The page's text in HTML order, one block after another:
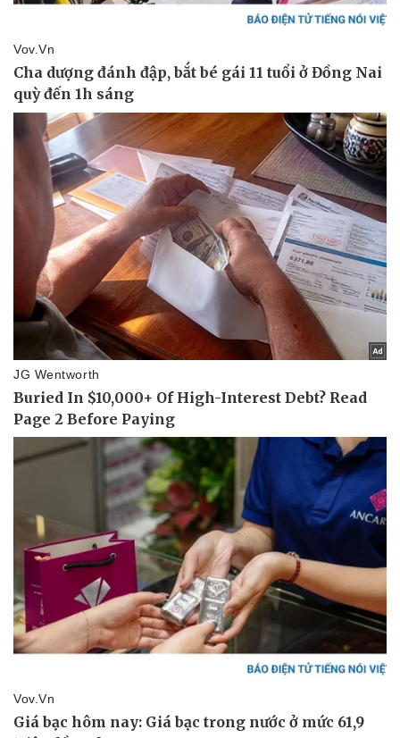
Lịch thi đấu bóng đá
Thế giới thể thao
eSports
Ô tô - Xe máy
Xe máy
Tư vấn